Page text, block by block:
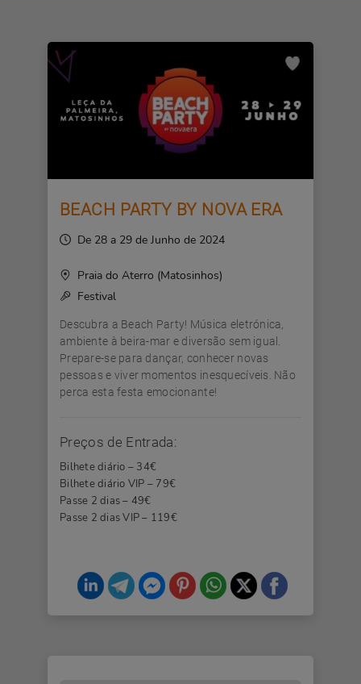
BEACH PARTY BY NOVA ERA
De 28 a 29 de Junho de 2024
Praia do Aterro (Matosinhos)
Festival
Descubra a Beach Party! Música eletrónica,
ambiente à beira-mar e diversão sem igual.
Prepare-se para dançar, conhecer novas
pessoas e viver momentos inesquecíveis. Não
perca esta festa emocionante!
Preços de Entrada:
Bilhete diário – 34€
Bilhete diário VIP – 79€
Passe 2 dias – 49€
Passe 2 dias VIP – 119€